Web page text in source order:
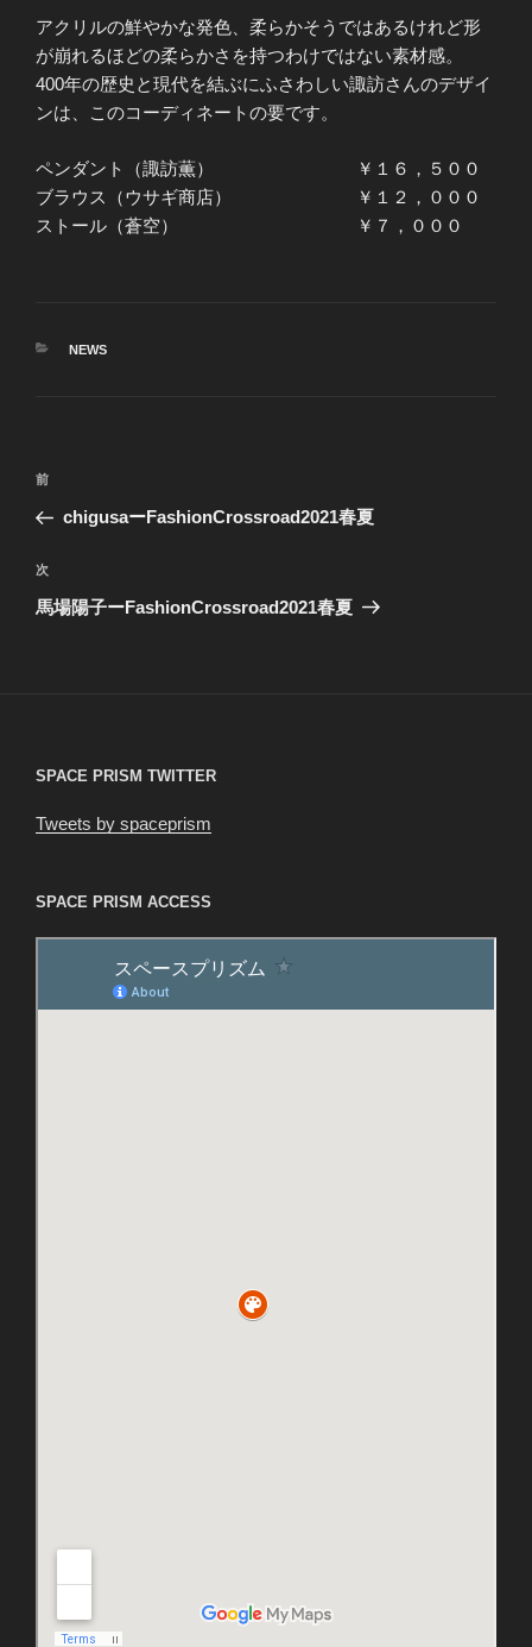
アクリルの鮮やかな発色、柔らかそうではあるけれど形
が崩れるほどの柔らかさを持つわけではない素材感。
400年の歴史と現代を結ぶにふさわしい諏訪さんのデザイ
ンは、このコーディネートの要です。
ペンダント（諏訪薫） ￥１６，５００
ブラウス（ウサギ商店） ￥１２，０００
ストール（蒼空） ￥７，０００
カ
NEWS
投
ナ
ビ
ゲ
前
の
稿
前
chigusaーFashionCrossroad2021春夏
次
の
次
馬場陽子ーFashionCrossroad2021春夏
SPACE PRISM TWITTER
Tweets by spaceprism
SPACE PRISM ACCESS